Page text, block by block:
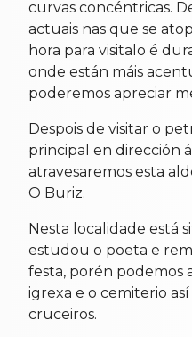
curvas concéntricas.
actuais nas que se
hora para visitalo é
onde están máis
poderemos apreciar
Despois de visitar o
principal en dirección
atravesaremos esta
O Buriz.
Nesta localidade está
estudou o poeta e
festa, porén podemos
igrexa e o cemiterio
cruceiros.